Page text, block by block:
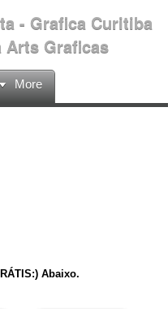
- Grafica Curitiba
Arts Graficas
More
Abaixo.